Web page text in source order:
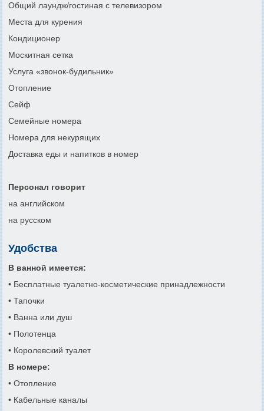
Общий лаундж/гостиная с телевизором
Места для курения
Кондиционер
Москитная сетка
Услуга «звонок-будильник»
Отопление
Сейф
Семейные номера
Номера для некурящих
Доставка еды и напитков в номер
Персонал говорит
на английском
на русском
Удобства
В ванной имеется:
• Бесплатные туалетно-косметические принадлежности
• Тапочки
• Ванна или душ
• Полотенца
• Королевский туалет
В номере:
• Отопление
• Кабельные каналы